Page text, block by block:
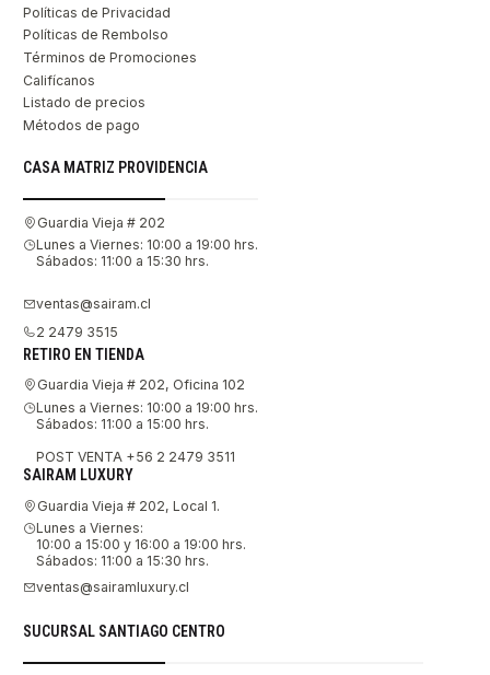
Políticas de Privacidad
Políticas de Rembolso
Términos de Promociones
Califícanos
Listado de precios
Métodos de pago
CASA MATRIZ PROVIDENCIA
Guardia Vieja # 202
Lunes a Viernes: 10:00 a 19:00 hrs.
Sábados: 11:00 a 15:30 hrs.
ventas@sairam.cl
2 2479 3515
RETIRO EN TIENDA
Guardia Vieja # 202, Oficina 102
Lunes a Viernes: 10:00 a 19:00 hrs.
Sábados: 11:00 a 15:00 hrs.
POST VENTA +56 2 2479 3511
SAIRAM LUXURY
Guardia Vieja # 202, Local 1.
Lunes a Viernes:
10:00 a 15:00 y 16:00 a 19:00 hrs.
Sábados: 11:00 a 15:30 hrs.
ventas@sairamluxury.cl
SUCURSAL SANTIAGO CENTRO